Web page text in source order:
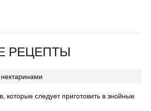
РЕЦЕПТЫ
которые следует приготовить в знойные